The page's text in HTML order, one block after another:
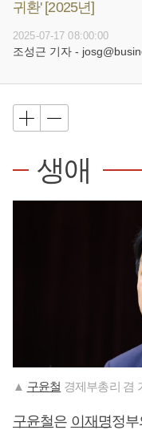
귀환' [2025년]
2025-07-17 08:00:00
조성근 기자 -
생애
▲ 구윤철 경제부총리 겸
구윤철은 이재명정